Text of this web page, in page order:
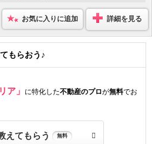
お気に入りに追加 詳細を見る
もらおう♪
ア」 に特化した不動産のプロが無料でお
えてもらう 無料